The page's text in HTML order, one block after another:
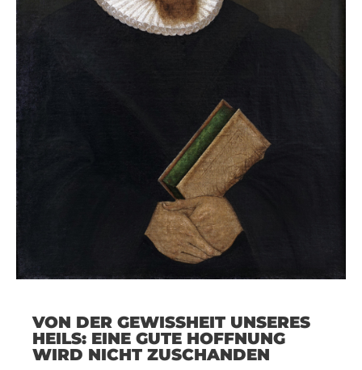
VON DER GEWISSHEIT UNSERES
HEILS: EINE GUTE HOFFNUNG
WIRD NICHT ZUSCHANDEN